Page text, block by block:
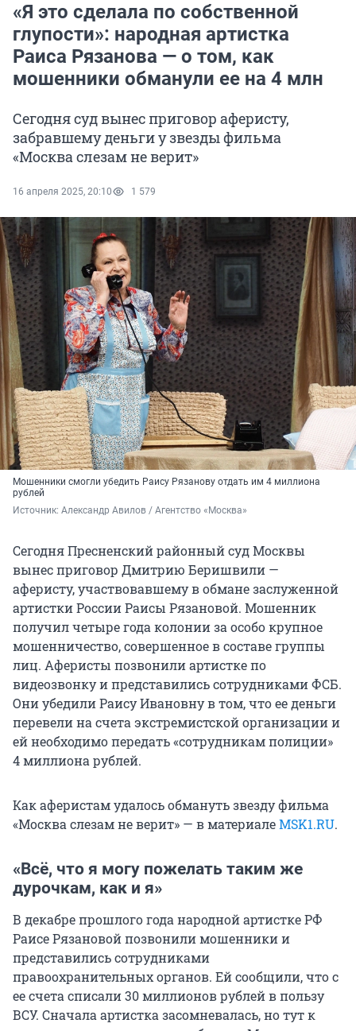
«Я это сделала по собственной
глупости»: народная артистка
Раиса Рязанова — о том, как
мошенники обманули ее на 4 млн
Сегодня суд вынес приговор аферисту,
забравшему деньги у звезды фильма
«Москва слезам не верит»
16 апреля 2025, 20:10 1 579
Мошенники смогли убедить Раису Рязанову отдать им 4 миллиона
рублей
Источник: Александр Авилов / Агентство «Москва»
Сегодня Пресненский районный суд Москвы
вынес приговор Дмитрию Беришвили —
аферисту, участвовавшему в обмане заслуженной
артистки России Раисы Рязановой. Мошенник
получил четыре года колонии за особо крупное
мошенничество, совершенное в составе группы
лиц. Аферисты позвонили артистке по
видеозвонку и представились сотрудниками ФСБ.
Они убедили Раису Ивановну в том, что ее деньги
перевели на счета экстремистской организации и
ей необходимо передать «сотрудникам полиции»
4 миллионарублей.
Как аферистам удалось обмануть звезду фильма
«Москва слезам не верит» — в материалеMSK1.RU.
«Всё, что я могу пожелать таким же
дурочкам, как и я»
В декабре прошлого года народной артистке РФ
Раисе Рязановой позвонили мошенники и
представились сотрудниками
правоохранительных органов. Ей сообщили, что с
ее счета списали30 миллионоврублей в пользу
ВСУ. Сначала артистка засомневалась, но тут к